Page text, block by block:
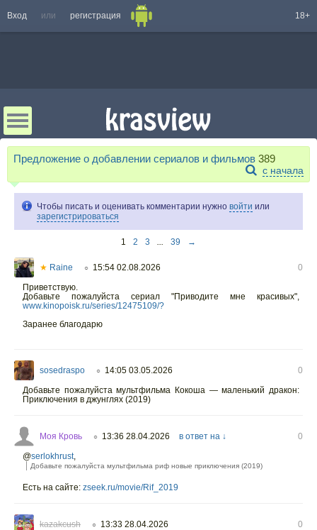
Вход или регистрация 18+
Предложение о добавлении сериалов и фильмов 389
с начала
Чтобы писать и оценивать комментарии нужно войти или
зарегистрироваться
1 2 3 ... 39 →
★ Raine ○ 15:54 02.08.2026
0
Приветствую.
Добавьте пожалуйста сериал "Приводите мне красивых",
www.kinopoisk.ru/series/12475109/?
Заранее благодарю
sosedraspo ○ 14:05 03.05.2026
0
Добавьте пожалуйста мультфильма Кокоша — маленький дракон:
Приключения в джунглях (2019)
Моя Кровь ○ 13:36 28.04.2026 в ответ на ↓
0
@serlokhrust,
Добавьте пожалуйста мультфильма риф новые приключения (2019)
Есть на сайте: zseek.ru/movie/Rif_2019
kazakcush ○ 13:33 28.04.2026
0